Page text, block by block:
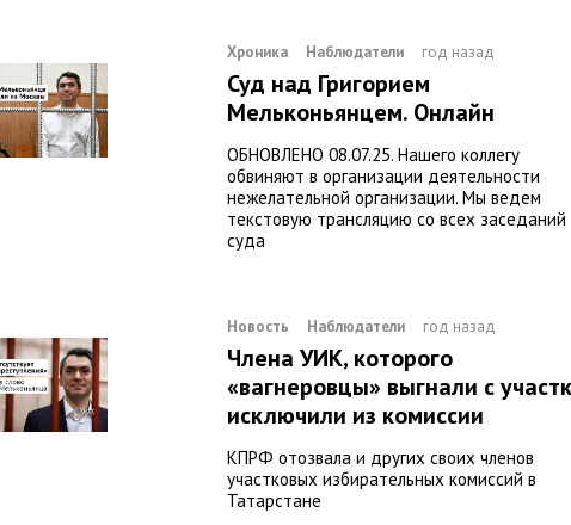
Хроника Наблюдатели год назад
Суд над Григорием
Мельконьянцем. Онлайн
ОБНОВЛЕНО 08.07.25. Нашего коллегу
обвиняют в организации деятельности
нежелательной организации. Мы ведем
текстовую трансляцию со всех заседаний
суда
Новость Наблюдатели год назад
Члена УИК, которого
«вагнеровцы» выгнали с
исключили из комиссии
КПРФ отозвала и других своих членов
участковых избирательных комиссий в
Татарстане